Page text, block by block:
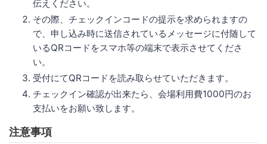
伝えください。
その際、チェックインコードの提示を求められますの
で、申し込み時に送信されているメッセージに付随して
いるQRコードをスマホ等の端末で表示させてくださ
い。
受付にてQRコードを読み取らせていただきます。
チェックイン確認が出来たら、会場利用費1000円のお
支払いをお願い致します。
注意事項